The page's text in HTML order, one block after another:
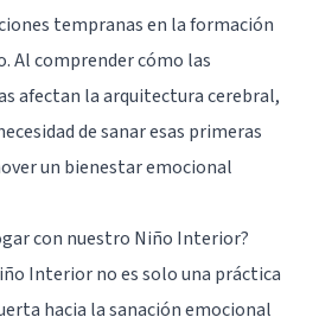
tempranas en la formación
Al comprender cómo las
afectan la arquitectura cerebral,
de sanar esas primeras
un bienestar emocional
con nuestro Niño Interior?
Interior no es solo una práctica
hacia la sanación emocional